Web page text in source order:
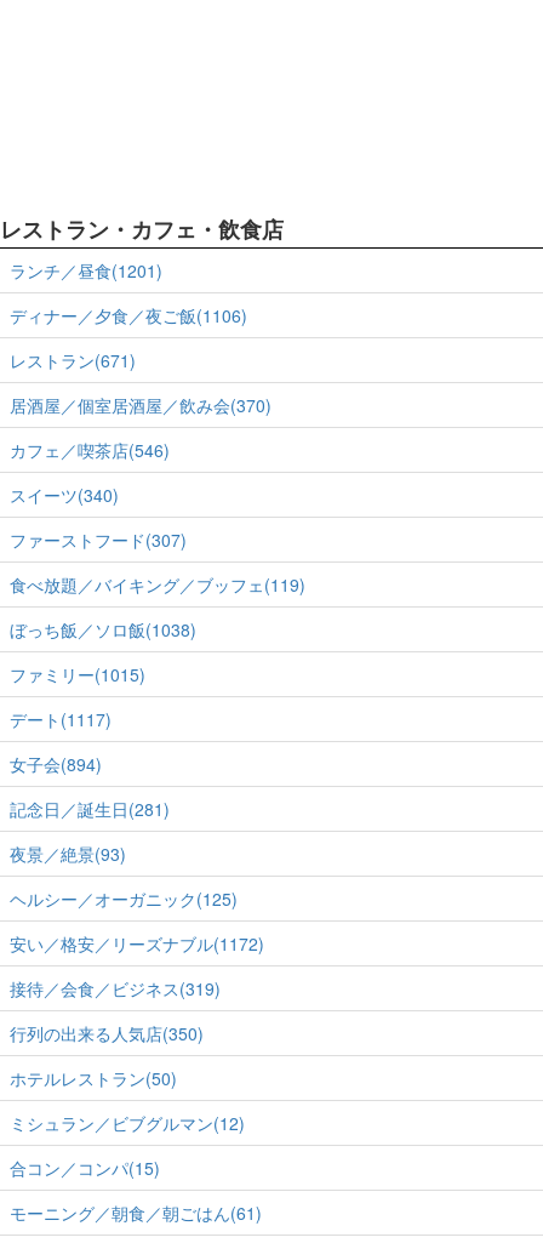
レストラン・カフェ・飲食店
ランチ／昼食(1201)
ディナー／夕食／夜ご飯(1106)
レストラン(671)
居酒屋／個室居酒屋／飲み会(370)
カフェ／喫茶店(546)
スイーツ(340)
ファーストフード(307)
食べ放題／バイキング／ブッフェ(119)
ぼっち飯／ソロ飯(1038)
ファミリー(1015)
デート(1117)
女子会(894)
記念日／誕生日(281)
夜景／絶景(93)
ヘルシー／オーガニック(125)
安い／格安／リーズナブル(1172)
接待／会食／ビジネス(319)
行列の出来る人気店(350)
ホテルレストラン(50)
ミシュラン／ビブグルマン(12)
合コン／コンパ(15)
モーニング／朝食／朝ごはん(61)